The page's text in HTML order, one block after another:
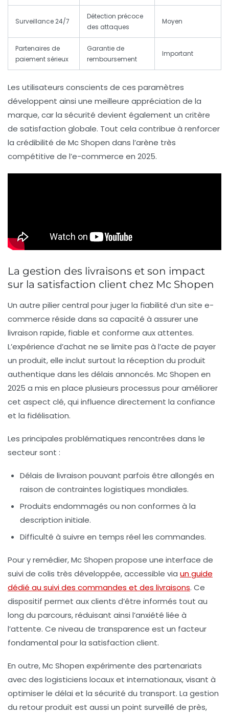
Surveillance 24/7
Détection précoce
des attaques
Moyen
Partenaires de
paiement sérieux
Garantie de
remboursement
Important
Les utilisateurs conscients de ces paramètres
développent ainsi une meilleure appréciation de la
marque, car la sécurité devient également un critère
de satisfaction globale. Tout cela contribue à renforcer
la crédibilité de Mc Shopen dans l’arène très
compétitive de l’e-commerce en 2025.
La gestion des livraisons et son impact
sur la satisfaction client chez Mc Shopen
Un autre pilier central pour juger la fiabilité d’un site e-
commerce réside dans sa capacité à assurer une
livraison rapide, fiable et conforme aux attentes.
L’expérience d’achat ne se limite pas à l’acte de payer
un produit, elle inclut surtout la réception du produit
authentique dans les délais annoncés. Mc Shopen en
2025 a mis en place plusieurs processus pour améliorer
cet aspect clé, qui influence directement la confiance
et la fidélisation.
Les principales problématiques rencontrées dans le
secteur sont :
Délais de livraison pouvant parfois être allongés en
raison de contraintes logistiques mondiales.
Produits endommagés ou non conformes à la
description initiale.
Difficulté à suivre en temps réel les commandes.
Pour y remédier, Mc Shopen propose une interface de
suivi de colis très développée, accessible via un guide
dédié au suivi des commandes et des livraisons. Ce
dispositif permet aux clients d’être informés tout au
long du parcours, réduisant ainsi l’anxiété liée à
l’attente. Ce niveau de transparence est un facteur
fondamental pour la satisfaction client.
En outre, Mc Shopen expérimente des partenariats
avec des logisticiens locaux et internationaux, visant à
optimiser le délai et la sécurité du transport. La gestion
du retour produit est aussi un point surveillé de près,